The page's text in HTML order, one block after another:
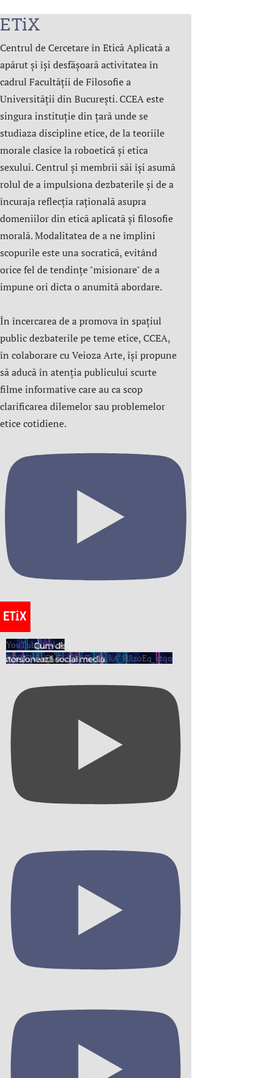
ETiX
Centrul de Cercetare în Etică Aplicată a
apărut și își desfășoară activitatea în
cadrul Facultății de Filosofie a
Universității din București. CCEA este
singura instituție din țară unde se
studiaza discipline etice, de la teoriile
morale clasice la roboetică și etica
sexului. Centrul şi membrii săi îşi asumă
rolul de a impulsiona dezbaterile și de a
încuraja reflecția rațională asupra
domeniilor din etică aplicată şi filosofie
morală. Modalitatea de a ne împlini
scopurile este una socratică, evitând
orice fel de tendințe "misionare" de a
impune ori dicta o anumită abordare.
În încercarea de a promova în spațiul
public dezbaterile pe teme etice, CCEA,
în colaborare cu Veioza Arte, își propune
să aducă în atenția publicului scurte
filme informative care au ca scop
clarificarea dilemelor sau problemelor
etice cotidiene.
YouTube Video
UCIh5KRIiZLE6oSMrTpjDvkA_H8zoEq_atqo